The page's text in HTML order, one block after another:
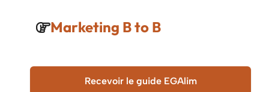
Marketing B to B
Recevoir le guide EGAlim